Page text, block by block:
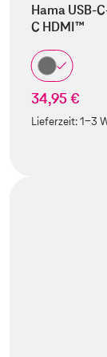
Hama USB-
C HDMI™
34,95 €
Lieferzeit:1-3